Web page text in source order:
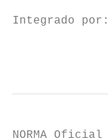
Integrado
NORMA